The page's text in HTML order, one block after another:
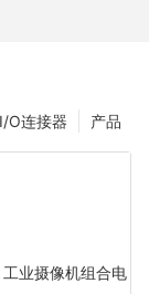
产品
I/O连接器